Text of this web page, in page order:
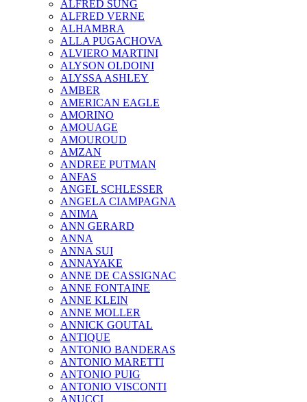
ALFRED SUNG
ALFRED VERNE
ALHAMBRA
ALLA PUGACHOVA
ALVIERO MARTINI
ALYSON OLDOINI
ALYSSA ASHLEY
AMBER
AMERICAN EAGLE
AMORINO
AMOUAGE
AMOUROUD
AMZAN
ANDREE PUTMAN
ANFAS
ANGEL SCHLESSER
ANGELA CIAMPAGNA
ANIMA
ANN GERARD
ANNA
ANNA SUI
ANNAYAKE
ANNE DE CASSIGNAC
ANNE FONTAINE
ANNE KLEIN
ANNE MOLLER
ANNICK GOUTAL
ANTIQUE
ANTONIO BANDERAS
ANTONIO MARETTI
ANTONIO PUIG
ANTONIO VISCONTI
ANUCCI